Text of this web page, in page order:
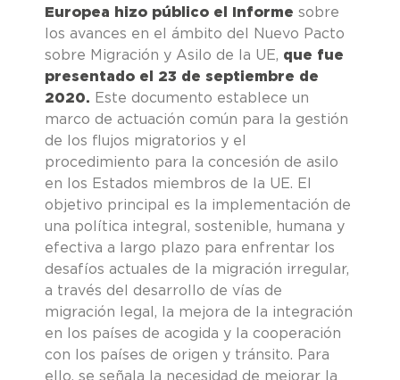
Europea hizo público el Informe sobre
los avances en el ámbito del Nuevo Pacto
sobre Migración y Asilo de la UE, que fue
presentado el 23 de septiembre de
2020. Este documento establece un
marco de actuación común para la gestión
de los flujos migratorios y el
procedimiento para la concesión de asilo
en los Estados miembros de la UE. El
objetivo principal es la implementación de
una política integral, sostenible, humana y
efectiva a largo plazo para enfrentar los
desafíos actuales de la migración irregular,
a través del desarrollo de vías de
migración legal, la mejora de la integración
en los países de acogida y la cooperación
con los países de origen y tránsito. Para
ello, se señala la necesidad de mejorar la